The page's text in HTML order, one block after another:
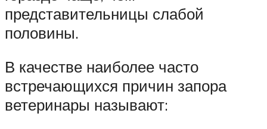
представительницы слабой
половины.
В качестве наиболее часто
встречающихся причин запора
ветеринары называют: